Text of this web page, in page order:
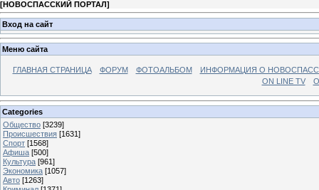
[НОВОСПАССКИЙ ПОРТАЛ]
Вход на сайт
Меню сайта
ГЛАВНАЯ СТРАНИЦА ФОРУМ ФОТОАЛЬБОМ
ИНФОРМАЦИЯ О
ON LINE TV
Categories
Общество [3239]
Происшествия [1631]
Спорт [1568]
Афиша [500]
Культура [961]
Экономика [1057]
Авто [1263]